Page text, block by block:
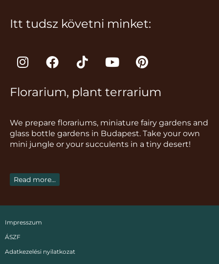
Itt tudsz követni minket:
I
n
t
g
r
a
F
a
e
o
o
k
T
i
t
k
Y
o
t
b
e
P
i
t
r
e
s
Florarium, plant terrarium
We prepare florariums, miniature fairy gardens and
glass bottle gardens in Budapest. Take your own
mini jungle or your succulents in a tiny desert!
Read more...
Impresszum
ÁSZF
Adatkezelési nyilatkozat